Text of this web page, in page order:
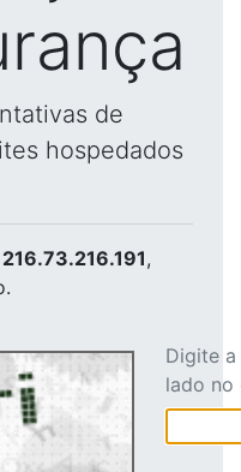
de
hospedados
216.73.216.191,
Digite
lado no